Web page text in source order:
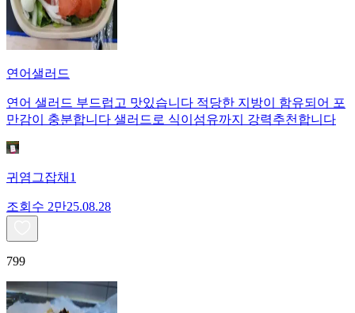
연어샐러드
연어 샐러드 부드럽고 맛있습니다 적당한 지방이 함유되어 포
만감이 충분합니다 샐러드로 식이섬유까지 강력추천합니다
귀염그잡채1
조회수 2만25.08.28
799